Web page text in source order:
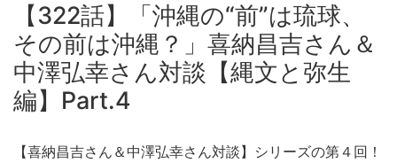
【322話】「沖縄の“前”は琉球、
その前は沖縄？」喜納昌吉さん＆
中澤弘幸さん対談【縄文と弥生
編】Part.4
【喜納昌吉さん＆中澤弘幸さん対談】シリーズの第４回！